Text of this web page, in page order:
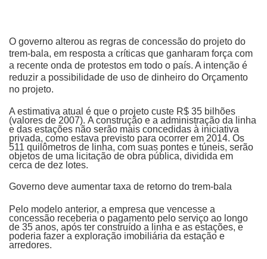
O governo alterou as regras de concessão do projeto do
trem-bala, em resposta a críticas que ganharam força com
a recente onda de protestos em todo o país. A intenção é
reduzir a possibilidade de uso de dinheiro do Orçamento
no projeto.
A estimativa atual é que o projeto custe R$ 35 bilhões
(valores de 2007). A construção e a administração da linha
e das estações não serão mais concedidas à iniciativa
privada, como estava previsto para ocorrer em 2014. Os
511 quilômetros de linha, com suas pontes e túneis, serão
objetos de uma licitação de obra pública, dividida em
cerca de dez lotes.
Governo deve aumentar taxa de retorno do trem-bala
Pelo modelo anterior, a empresa que vencesse a
concessão receberia o pagamento pelo serviço ao longo
de 35 anos, após ter construído a linha e as estações, e
poderia fazer a exploração imobiliária da estação e
arredores.